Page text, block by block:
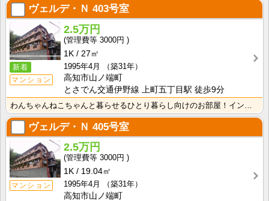
ヴェルデ・Ｎ 403号室
新着
マンション
2.5万円
3000円
1K
27㎡
1995年4月
（築31年）
高知市山ノ端町
とさでん交通伊野線 上町五丁目駅 徒歩9分
ヴェルデ・Ｎ 405号室
マンション
2.5万円
3000円
1K
19.04㎡
1995年4月
（築31年）
高知市山ノ端町